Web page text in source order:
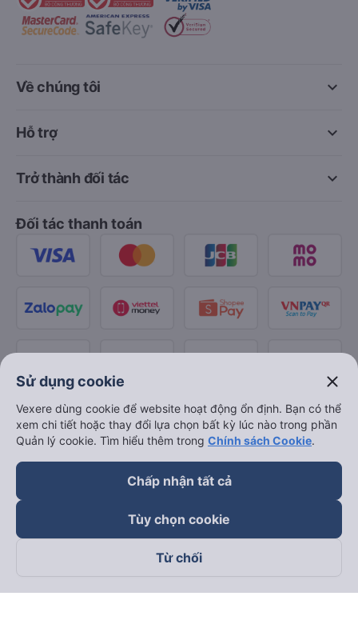
keyboard_arrow_down
Về chúng tôi
keyboard_arrow_down
Hỗ trợ
keyboard_arrow_down
Trở thành đối tác
Đối tác thanh toán
Theo dõi chúng tôi trên
Sử dụng cookie close
Vexere dùng cookie để website hoạt động ổn định. Bạn có thể
xem chi tiết hoặc thay đổi lựa chọn bất kỳ lúc nào trong phần
Quản lý cookie. Tìm hiểu thêm trong Chính sách Cookie.
Chấp nhận tất cả
Tùy chọn cookie
Từ chối